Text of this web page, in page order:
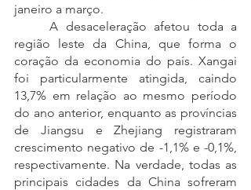
janeiro a março.
	A desaceleração afetou toda a
região leste da China, que forma o
coração da economia do país. Xangai
foi particularmente atingida, caindo
13,7% em relação ao mesmo período
do ano anterior, enquanto as províncias
de Jiangsu e Zhejiang registraram
crescimento negativo de -1,1% e -0,1%,
respectivamente. Na verdade, todas as
principais cidades da China sofreram